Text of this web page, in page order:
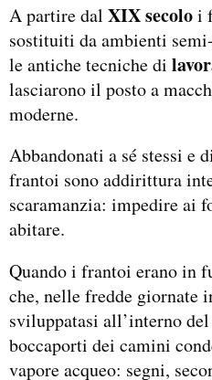
A partire dal XIX secoloi
sostituiti da ambienti
le antiche tecniche di
lasciarono il posto a
moderne.
Abbandonati a sé stessi e
frantoi sono addirittura
scaramanzia: impedire ai
abitare.
Quando i frantoi erano in
che, nelle fredde giornate
sviluppatasi all’interno
boccaporti dei camini
vapore acqueo: segni,